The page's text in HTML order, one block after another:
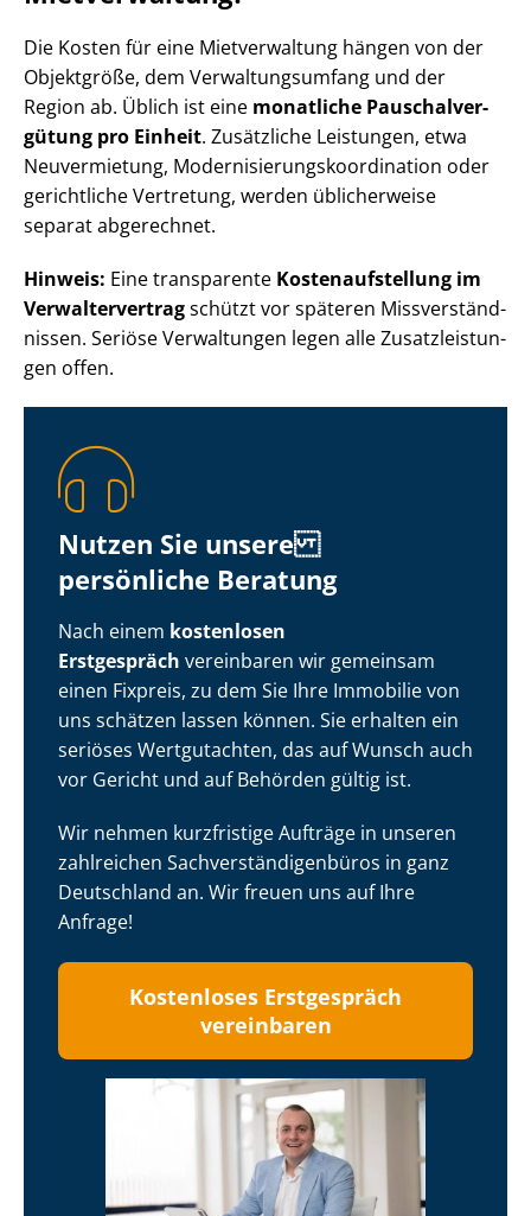
Die Kosten für eine Mietverwaltung hängen von der
Objektgröße, dem Ver­wal­tungs­um­fang und der
Region ab. Üblich ist eine monatliche Pau­schal­ver­
gü­tung pro Einheit. Zusätzliche Leistungen, etwa
Neuvermietung, Mo­der­ni­sie­rungs­ko­or­di­na­ti­on oder
gerichtliche Vertretung, werden üblicherweise
separat abgerechnet.
Hinweis: Eine transparente Kos­ten­auf­stel­lung im
Ver­wal­ter­ver­tragschützt vor späteren Miss­ver­ständ­
nis­sen. Seriöse Verwaltungen legen alle Zu­satz­leis­tun­
gen offen.
Nutzen Sie unsere
persönliche Beratung
Nach einem kostenlosen
Erstgespräch vereinbaren wir gemeinsam
einen Fixpreis, zu dem Sie Ihre Immobilie von
uns schätzen lassen können. Sie erhalten ein
seriöses Wertgutachten, das auf Wunsch auch
vor Gericht und auf Behörden gültig ist.
Wir nehmen kurzfristige Aufträge in unseren
zahlreichen Sach­ver­stän­di­gen­bü­ros in ganz
Deutschland an. Wir freuen uns auf Ihre
Anfrage!
Kostenloses Erstgespräch
vereinbaren